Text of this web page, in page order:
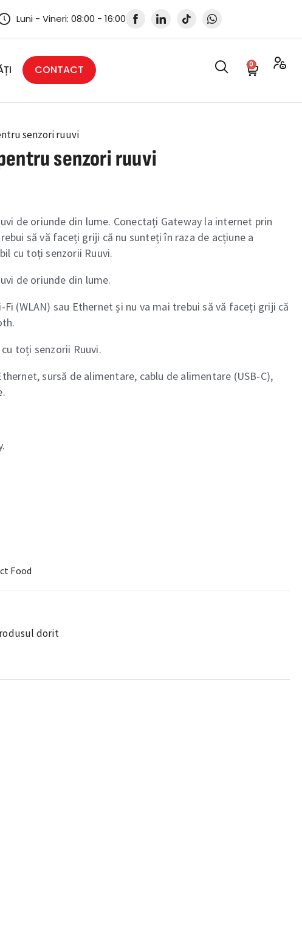
Luni - Vineri: 08:00 - 16:00
CONTACT 0
senzori ruuvi
senzori ruuvi
de oriunde din lume. Conectați Gateway la internet prin
să vă faceți griji că nu sunteți în raza de acțiune a
cu toți senzorii Ruuvi.
de oriunde din lume.
(WLAN) sau Ethernet și nu va mai trebui să vă faceți griji că
toți senzorii Ruuvi.
sursă de alimentare, cablu de alimentare (USB-C),
Food
dorit